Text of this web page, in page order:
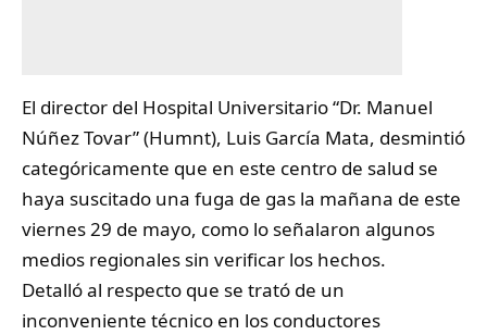
El director del Hospital Universitario “Dr. Manuel
Núñez Tovar” (Humnt), Luis García Mata, desmintió
categóricamente que en este centro de salud se
haya suscitado una fuga de gas la mañana de este
viernes 29 de mayo, como lo señalaron algunos
medios regionales sin verificar los hechos.
Detalló al respecto que se trató de un
inconveniente técnico en los conductores